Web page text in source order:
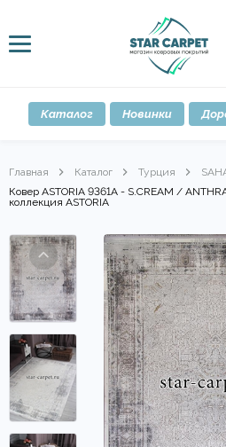
Каталог Новинки
Главная Каталог Турция
Ковер ASTORIA 9361A - S.CREAM /
коллекция ASTORIA